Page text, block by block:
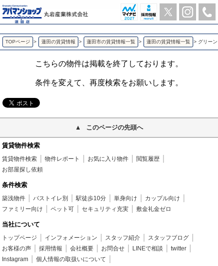
グリーンヒルズ 蓮田の1LDK賃貸アパート | アパマンショップ蓮田店-丸岩産業株式会社-
TOPページ > 蓮田の賃貸情報 > 蓮田市の賃貸情報一覧 > 蓮田の賃貸情報一覧 > グリー
こちらの物件は掲載を終了しております。
条件を変えて、再度検索をお願いします。
このページの先頭へ
賃貸物件検索
賃貸物件検索 物件レポート お気に入り物件
閲覧履歴
お部屋探し依頼
条件検索
築浅物件 バストイレ別 駅徒歩10分 単身向け
カップル向け
ファミリー向け
ペット可 セキュリティ充実 敷金礼金ゼロ
当社について
トップページ インフォメーション スタッフ紹介
スタッフブログ
お客様の声
採用情報 会社概要 お問合せ LINEで相談
twitter
Instagram
個人情報の取扱いについて